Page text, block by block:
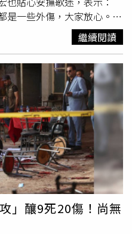
是一些外傷，大家放心。」
（綜合格鬥）的選手
倒就自己爬起來，馬上
紀人回應：「謝謝大家關
上站起來，完成他接下來三
梵谷，哪裡跌倒就要在哪裡
立即獲得現場四萬名觀眾的
時就安排醫護人員先做緊急
做治療，「後續我們也會針
討及改進，再次感謝大家
繼續閱讀
」釀9死20傷！尚無